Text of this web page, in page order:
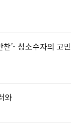
’- 성소수자의 고민
와